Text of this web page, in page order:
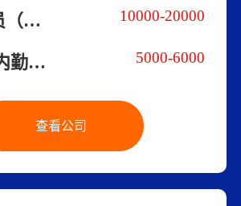
10000-20000
外贸业务员（双休）
5000-6000
外贸/内贸内勤（双休）
查看公司